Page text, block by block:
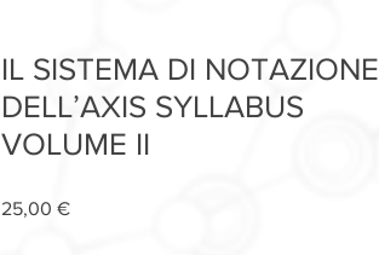
IL SISTEMA DI NOTAZIONE
DELLʼAXIS SYLLABUS
VOLUME II
25,00 €Price